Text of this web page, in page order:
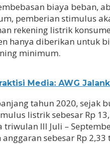
biaya beban,
pemberian stimulus
rekening listrik
hanya diberikan untuk
minimum.
Media: AWG
tahun 2020, sejak
listrik sebesar Rp
triwulan III Juli –
anggaran sebesar Rp